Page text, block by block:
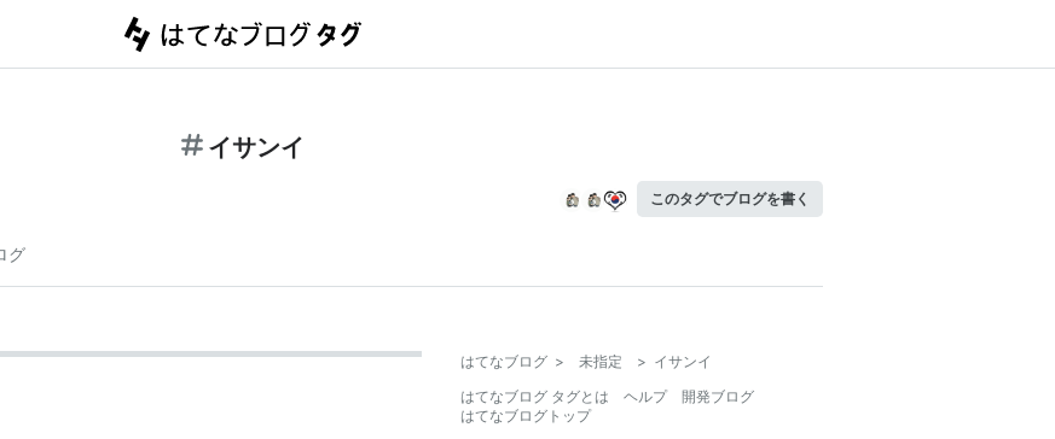
イサンイ
このタグでブログを書く
グ
はてなブログ > 未指定 > イサンイ
はてなブログ タグとは
ヘルプ
開発ブログ
はてなブログトップ